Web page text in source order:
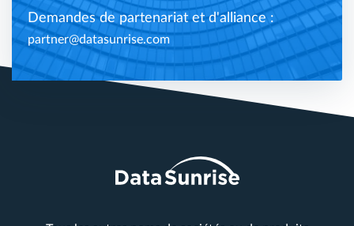
Demandes de partenariat et d'alliance :
partner@datasunrise.com